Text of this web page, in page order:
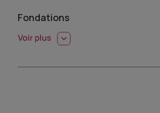
Fondations